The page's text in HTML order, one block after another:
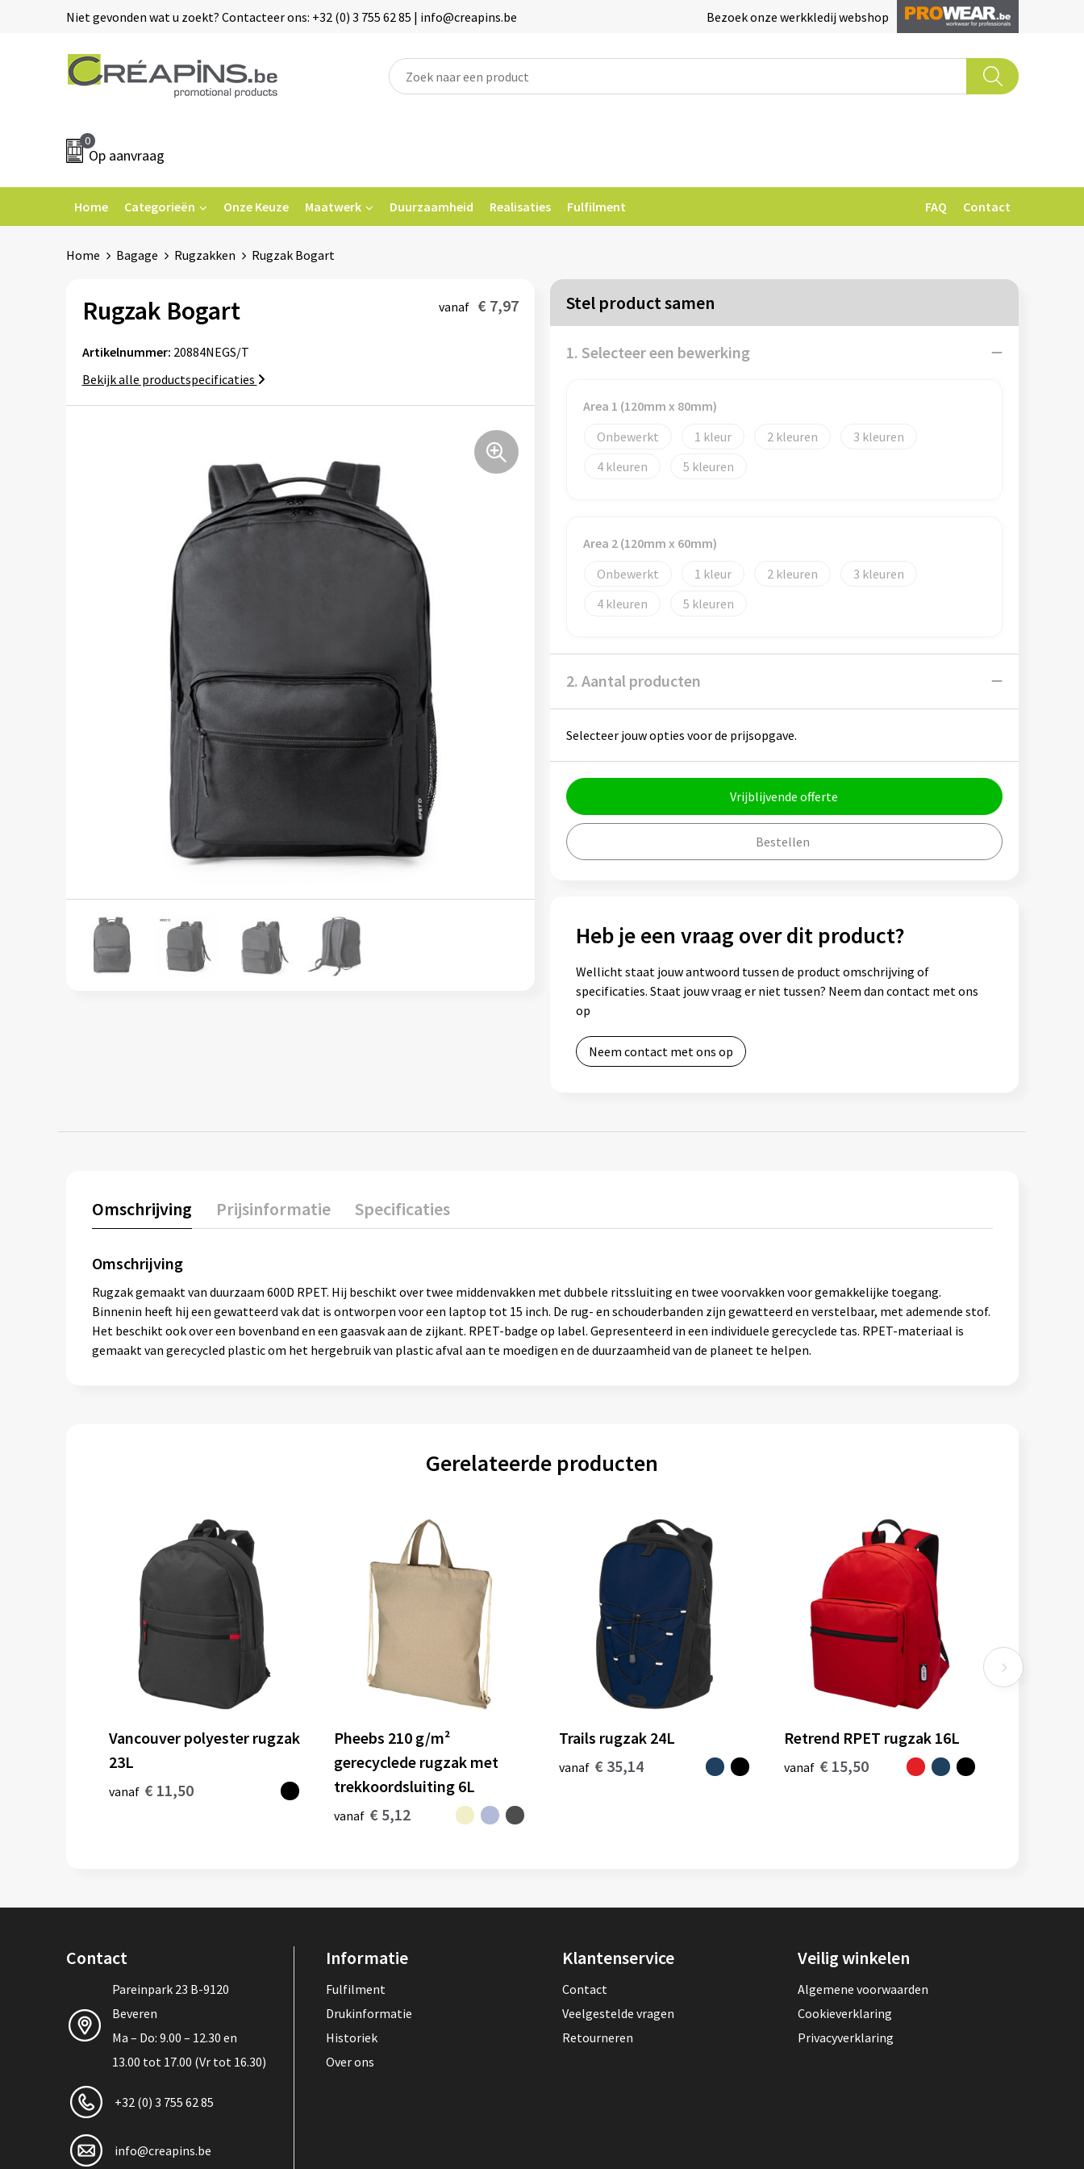
Niet gevonden wat u zoekt? Contacteer ons: +32 (0) 3 755 62 85 | info@creapins.be Bezoek onze werkkledij webshop
0
Op aanvraag
Home Categorieën Onze Keuze Maatwerk Duurzaamheid Realisaties Fulfilment FAQ Contact
Home Bagage Rugzakken Rugzak Bogart
Rugzak Bogart vanaf € 7,97
Artikelnummer: 20884NEGS/T
Bekijk alle productspecificaties
Stel product samen
1. Selecteer een bewerking
Area 1 (120mm x 80mm)
Onbewerkt
1 2
3
4
5
Area 2 (120mm x 60mm)
Onbewerkt
1 2
3
4
5
2. Aantal producten
Selecteer jouw opties voor de prijsopgave.
Vrijblijvende offerte
Bestellen
Heb je een vraag over dit product?
Wellicht staat jouw antwoord tussen de product omschrijving of
specificaties. Staat jouw vraag er niet tussen? Neem dan contact met ons
op
Neem contact met ons op
Omschrijving Prijsinformatie Specificaties
Omschrijving
Rugzak gemaakt van duurzaam 600D RPET. Hij beschikt over twee middenvakken met dubbele ritssluiting en twee voorvakken voor gemakkelijke toegang.
Binnenin heeft hij een gewatteerd vak dat is ontworpen voor een laptop tot 15 inch. De rug- en schouderbanden zijn gewatteerd en verstelbaar, met ademende stof.
Het beschikt ook over een bovenband en een gaasvak aan de zijkant. RPET-badge op label. Gepresenteerd in een individuele gerecyclede tas. RPET-materiaal is
gemaakt van gerecycled plastic om het hergebruik van plastic afval aan te moedigen en de duurzaamheid van de planeet te helpen.
Gerelateerde producten
Vancouver polyester rugzak
23L
vanaf € 11,50
Pheebs 210 g/m²
gerecyclede rugzak met
trekkoordsluiting 6L
vanaf € 5,12
Trails rugzak 24L
vanaf € 35,14
Retrend RPET rugzak 16L
vanaf € 15,50
Contact
Pareinpark 23 B-9120
Beveren
Ma – Do: 9.00 – 12.30 en
13.00 tot 17.00 (Vr tot 16.30)
+32 (0) 3 755 62 85
info@creapins.be
Informatie
Fulfilment
Drukinformatie
Historiek
Over ons
Klantenservice
Contact
Veelgestelde vragen
Retourneren
Veilig winkelen
Algemene voorwaarden
Cookieverklaring
Privacyverklaring